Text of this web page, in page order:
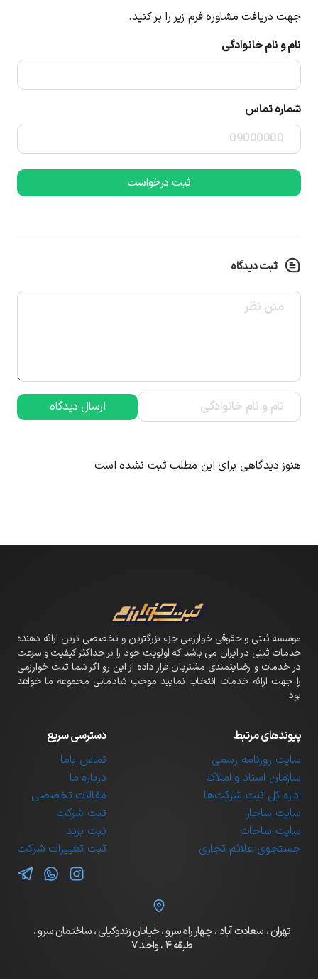
جهت دریافت مشاوره فرم زیر را پر کنید.
نام و نام خانوادگی
شماره تماس
ثبت دیدگاه
ارسال دیدگاه
هنوز دیدگاهی برای این مطلب ثبت نشده است
موسسه ثبتی و حقوقی خوارزمی جزء بزرگترین و تخصصی ترین ارائه دهنده
خدمات ثبتی در ایران می باشد که اولویت خود را بر حداکثر کیفیت و سرعت
در خدمات و رضایتمندی مشتریان قرار داده از این رو اگر شما ثبت خوارزمی
را جهت ارائه خدمات انتخاب نمایید موجب شادمانی مجموعه ما خواهد
بود
پیوندهای مرتبط
سایت روزنامه رسمی
سازمان اسناد و املاک
اداره کل ثبت شرکت‌ها
سایت ساجار
سایت ساجات
جستجوی علائم تجاری
دسترسی سریع
تماس باما
درباره ما
مقالات تخصصی
ثبت شرکت
ثبت برند
ثبت تغییرات شرکت
تهران ، سعادت آباد ، چهار راه سرو ، خیابان زندوکیلی ، ساختمان سرو ،
طبقه ۴ ، واحد ۷